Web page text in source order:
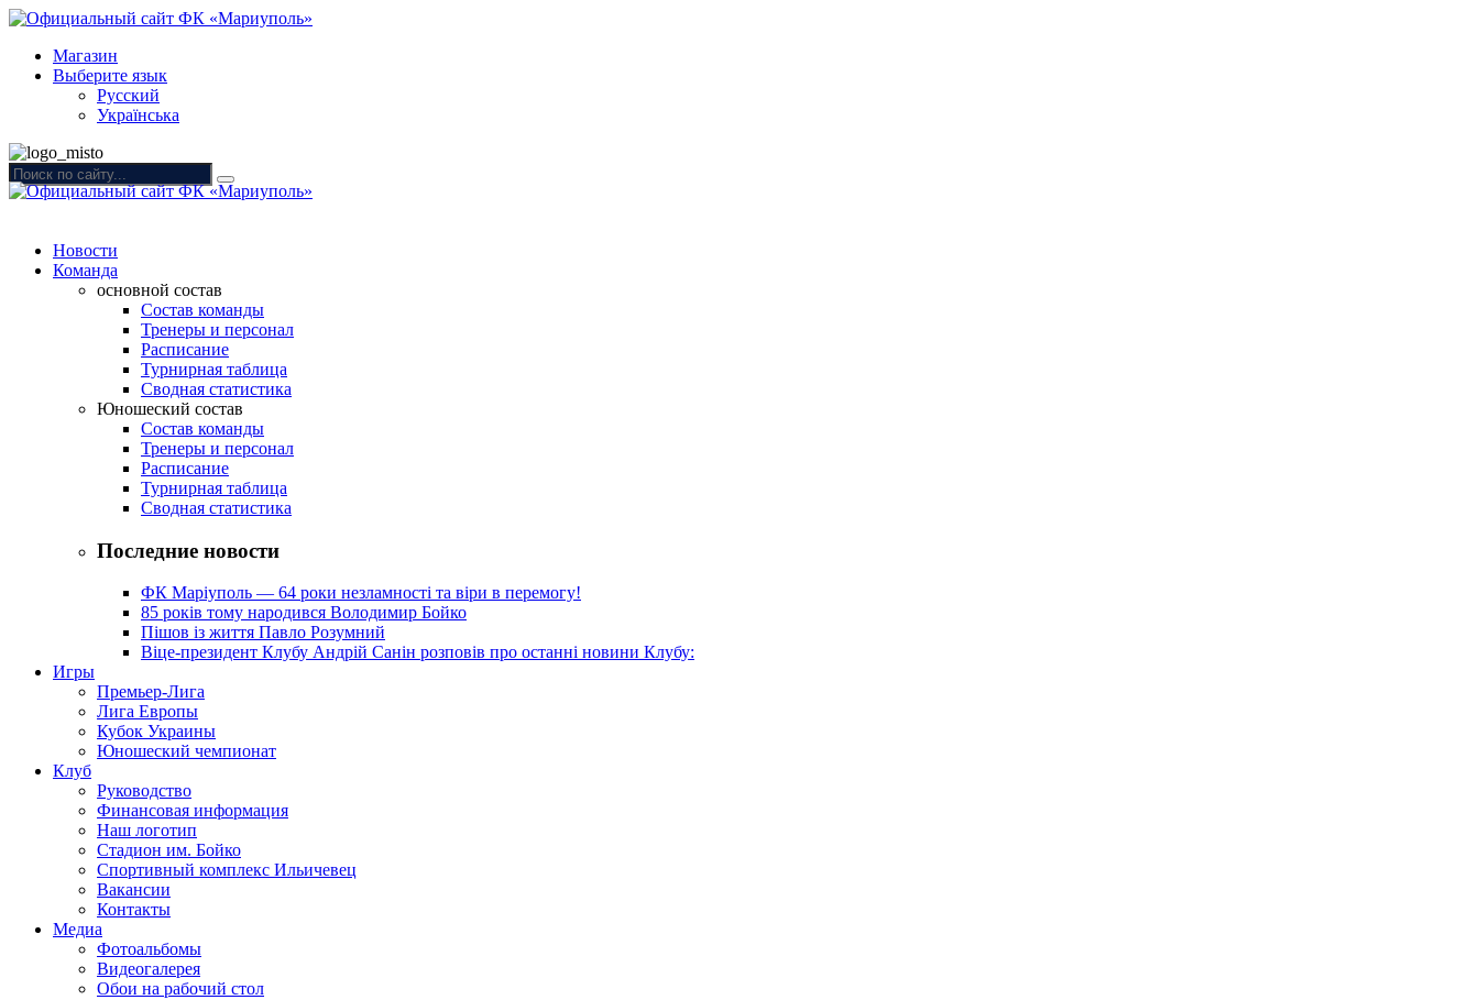
Магазин
Выберите язык
Русский
Українська
Новости
Команда
основной состав
Состав команды
Тренеры и персонал
Расписание
Турнирная таблица
Сводная статистика
Юношеский состав
Состав команды
Тренеры и персонал
Расписание
Турнирная таблица
Сводная статистика
Последние новости
ФК Маріуполь — 64 роки незламності та віри в перемогу!
85 років тому народився Володимир Бойко
Пішов із життя Павло Розумний
Віце-президент Клубу Андрій Санін розповів про останні новини Клубу:
Игры
Премьер-Лига
Лига Европы
Кубок Украины
Юношеский чемпионат
Клуб
Руководство
Финансовая информация
Наш логотип
Стадион им. Бойко
Спортивный комплекс Ильичевец
Вакансии
Контакты
Медиа
Фотоальбомы
Видеогалерея
Обои на рабочий стол